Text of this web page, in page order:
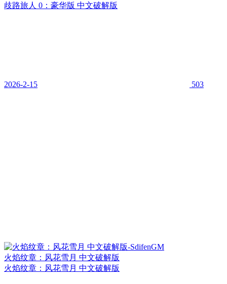
歧路旅人 0：豪华版 中文破解版
2026-2-15 503
火焰纹章：风花雪月 中文破解版
火焰纹章：风花雪月 中文破解版